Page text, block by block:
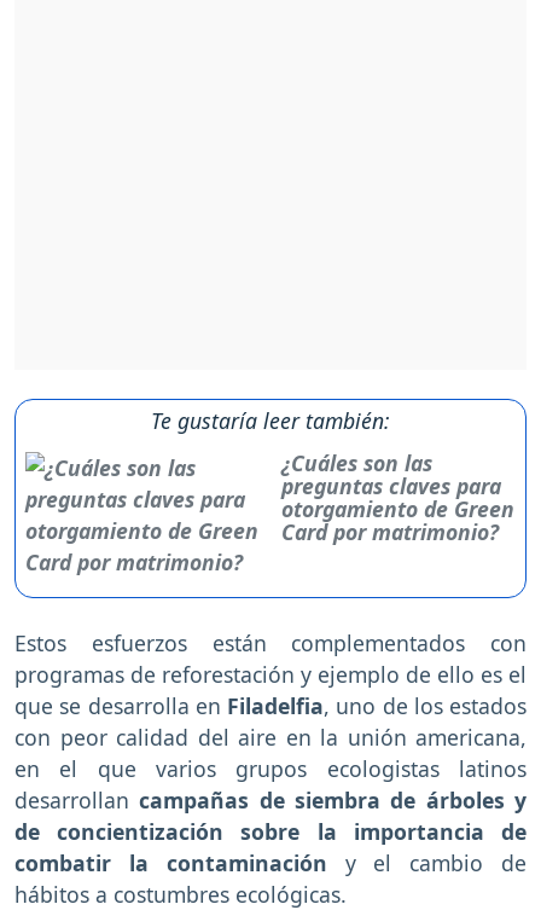
Te gustaría leer también:
¿Cuáles son las
preguntas claves para
otorgamiento de Green
Card por matrimonio?
Estos esfuerzos están complementados con
programas de reforestación y ejemplo de ello es el
que se desarrolla en Filadelfia, uno de los estados
con peor calidad del aire en la unión americana,
en el que varios grupos ecologistas latinos
desarrollan campañas de siembra de árboles y
de concientización sobre la importancia de
combatir la contaminación y el cambio de
hábitos a costumbres ecológicas.